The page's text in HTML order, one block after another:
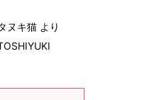
ヌキ猫 より